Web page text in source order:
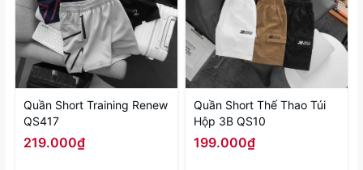
Quần Short Training Renew
QS417
219.000₫
Quần Short Thế Thao Túi
Hộp 3B QS10
199.000₫